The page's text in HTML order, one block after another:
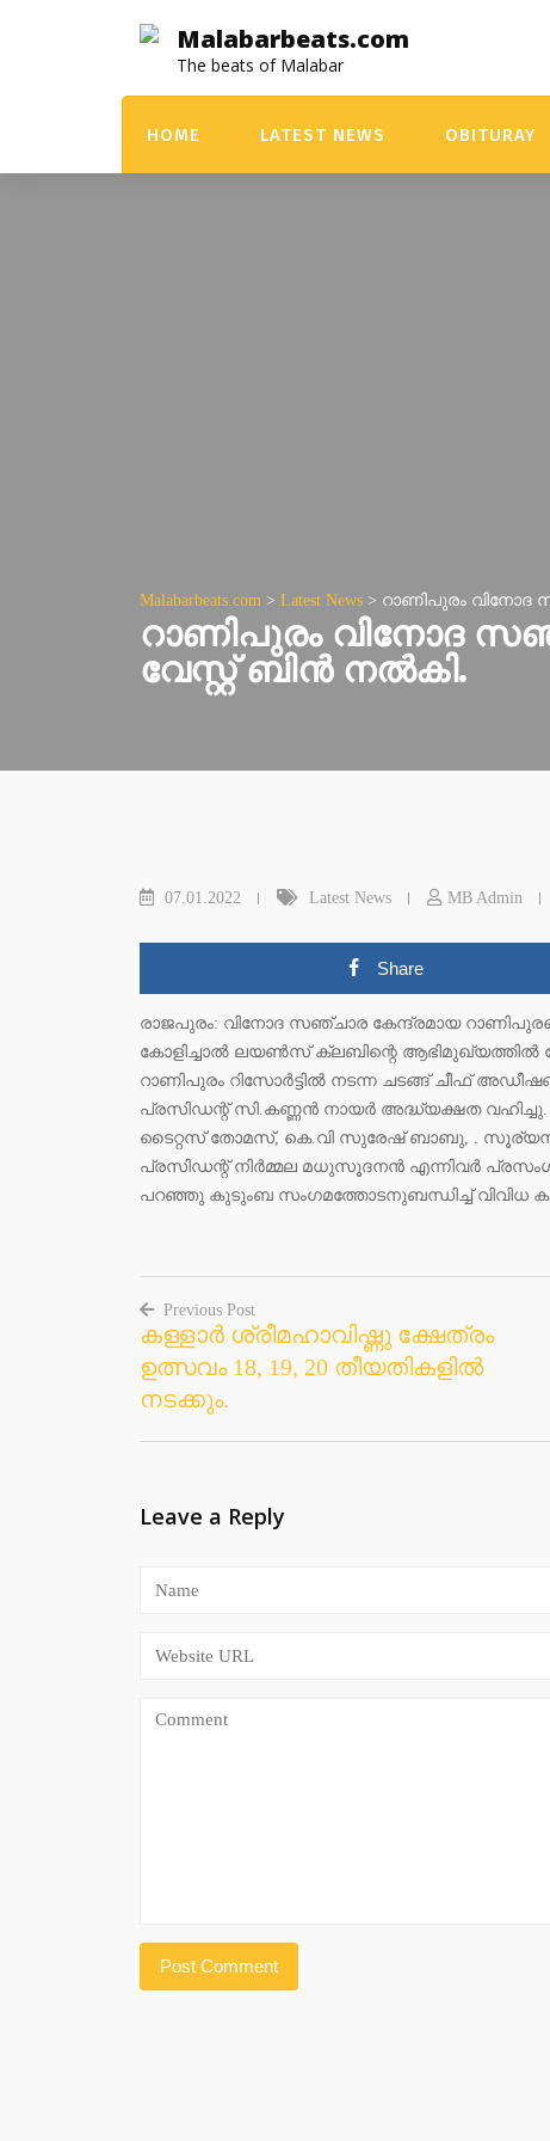
Malabarbeats.com
The beats of Malabar
HOME LATEST NEWS OBITURAY
Malabarbeats.com > Latest News > റാണിപുരം വിനോദ
റാണിപുരം വിനോദ
വേസ്റ്റ് ബിന്‍ നല്‍കി.
07.01.2022 Latest News MB Admin
Share
രാജപുരം: വിനോദ സഞ്ചാര കേന്ദ്രമായ
കോളിച്ചാല്‍ ലയണ്‍സ് ക്ലബിന്റെ
റാണിപുരം റിസോര്‍ട്ടില്‍ നടന്ന ചടങ്ങ് ചീഫ്
പ്രസിഡന്റ് സി.കണ്ണന്‍ നായര്‍ അദ്ധ്യക്ഷത വഹിച്ചു.
ടൈറ്റസ് തോമസ്, കെ.വി സുരേഷ് ബാബു, .
പ്രസിഡന്റ് നിര്‍മ്മല മധുസൂദനന്‍ എന്നിവര്‍
പറഞ്ഞു കുടുംബ സംഗമത്തോടനുബന്ധിച്ച് വിവിധ
Post
navigation
Previous Post
കള്ളാര്‍ ശ്രീമഹാവിഷ്ണു ക്ഷേത്രം
ഉത്സവം 18, 19, 20 തീയതികളില്‍
നടക്കും.
Leave a Reply